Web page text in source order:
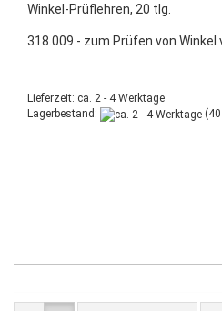
Winkel-Prüflehren, 20 tlg.
318.009 - zum Prüfen von Winkel
Lieferzeit: ca. 2 - 4 Werktage
Lagerbestand: